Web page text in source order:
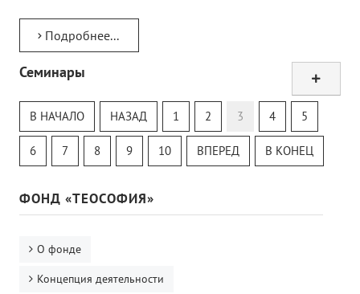
Подробнее...
Семинары
Теософский Квизи
Тайная Доктрина
Онлайн-класс
В НАЧАЛО НАЗАД 1 2 3 4 5
6 7 8 9 10 ВПЕРЕД В КОНЕЦ
ФОНД «ТЕОСОФИЯ»
О фонде
Концепция деятельности